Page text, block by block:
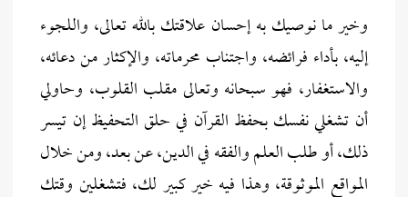
وخير ما نوصيك به إحسان علاقتك بالله تعالى، واللجوء
إليه، بأداء فرائضه، واجتناب محرماته، والإكثار من دعائه،
والاستغفار، فهو سبحانه وتعالى مقلب القلوب، وحاولي
أن تشغلي نفسك بحفظ القرآن في حلق التحفيظ إن تيسر
ذلك، أو طلب العلم والفقه في الدين، عن بعد، ومن خلال
المواقع الموثوقة، وهذا فيه خير كبير لك، فتشغلين وقتك